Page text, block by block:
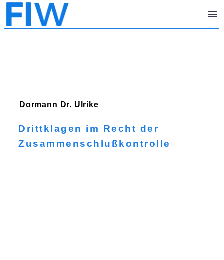
Dormann Dr. Ulrike
Drittklagen im Recht der
Zusammenschlußkontrolle